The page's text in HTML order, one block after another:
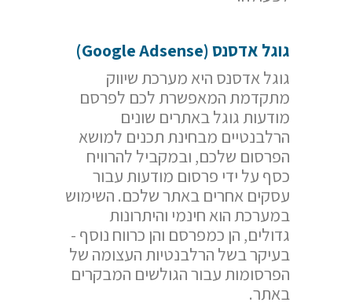
גוגל אדסנס (Google Adsense
)
גוגל אדסנס היא מערכת שיווק
מתקדמת המאפשרת לכם לפרסם
מודעות גוגל באתרים שונים
הרלבנטיים מבחינת תכנים למושא
הפרסום שלכם, ובמקביל להרוויח
כסף על ידי פרסום מודעות עבור
עסקים אחרים באתר שלכם. השימוש
במערכת הוא חינמי והיתרונות
גדולים, הן כמפרסם והן כרווח נוסף -
בעיקר בשל הרלבנטיות העצומה של
הפרסומות עבור הגולשים המבקרים
באתר.